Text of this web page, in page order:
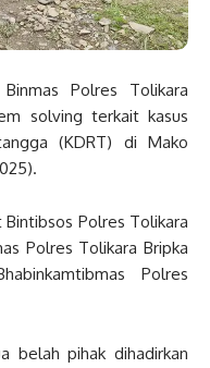
Polres Tolikara
solving terkait kasus
(KDRT) di Mako
Polres Tolikara
Polres Tolikara Bripka
Polres
belah pihak dihadirkan